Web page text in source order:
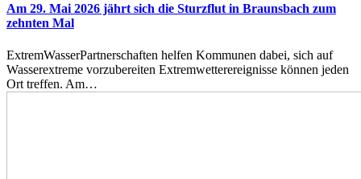
Am 29. Mai 2026 jährt sich die Sturzflut in Braunsbach zum
zehnten Mal
ExtremWasserPartnerschaften helfen Kommunen dabei, sich auf
Wasserextreme vorzubereiten Extremwetterereignisse können jeden
Ort treffen. Am…